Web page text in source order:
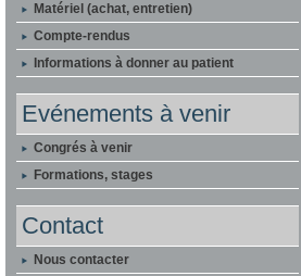
Matériel (achat, entretien)
Compte-rendus
Informations à donner au patient
Evénements à venir
Congrés à venir
Formations, stages
Contact
Nous contacter